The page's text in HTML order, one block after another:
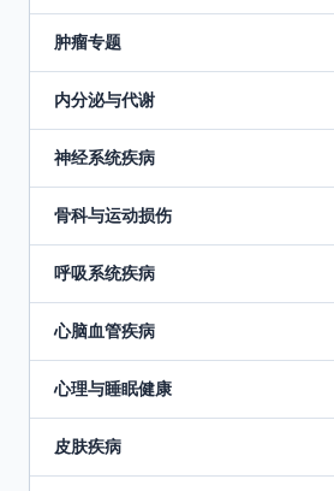
肿瘤专题
内分泌与代谢
神经系统疾病
骨科与运动损伤
呼吸系统疾病
心脑血管疾病
心理与睡眠健康
皮肤疾病